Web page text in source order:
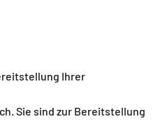
Ihrer
Sie sind zur Bereitstellung